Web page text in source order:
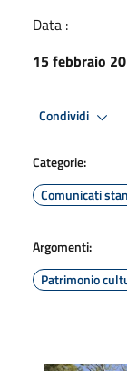
Data :
15 febbraio
Condividi
Categorie:
Comunicati
Argomenti:
Patrimonio